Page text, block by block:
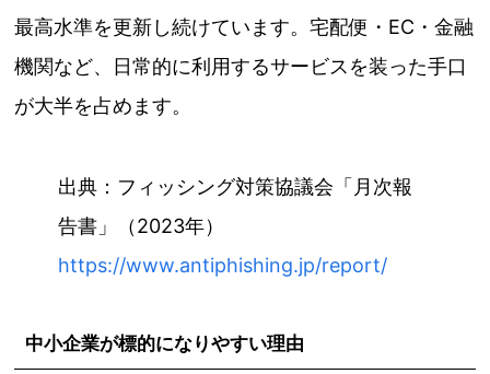
最高水準を更新し続けています。宅配便・EC・金融
機関など、日常的に利用するサービスを装った手口
が大半を占めます。
出典：フィッシング対策協議会「月次報
告書」（2023年）
https://www.antiphishing.jp/report/
中小企業が標的になりやすい理由